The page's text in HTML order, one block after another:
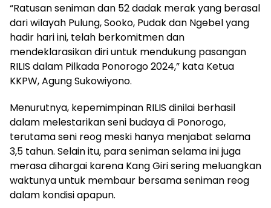
“Ratusan seniman dan 52 dadak merak yang berasal
dari wilayah Pulung, Sooko, Pudak dan Ngebel yang
hadir hari ini, telah berkomitmen dan
mendeklarasikan diri untuk mendukung pasangan
RILIS dalam Pilkada Ponorogo 2024,” kata Ketua
KKPW, Agung Sukowiyono.
Menurutnya, kepemimpinan RILIS dinilai berhasil
dalam melestarikan seni budaya di Ponorogo,
terutama seni reog meski hanya menjabat selama
3,5 tahun. Selain itu, para seniman selama ini juga
merasa dihargai karena Kang Giri sering meluangkan
waktunya untuk membaur bersama seniman reog
dalam kondisi apapun.